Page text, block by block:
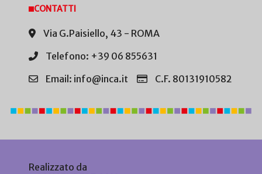
CONTATTI
Via G.Paisiello, 43 - ROMA
Telefono: +39 06 855631
Email: info@inca.it
C.F. 80131910582
Realizzato da